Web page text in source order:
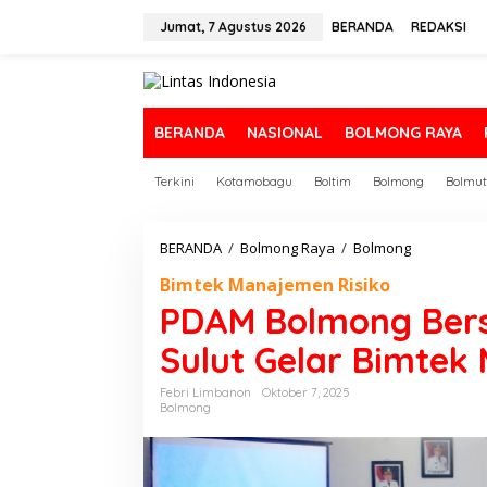
Jumat, 7 Agustus 2026 BERANDA REDAKSI
BERANDA NASIONAL BOLMONG RAYA
Terkini Kotamobagu Boltim Bolmong Bolmut
BERANDA / Bolmong Raya / Bolmong
l
g
Bimtek Manajemen Risiko
PDAM Bolmong
Sulut Gelar Bimtek
Febri Limbanon
Oktober 7, 2025
Bolmong